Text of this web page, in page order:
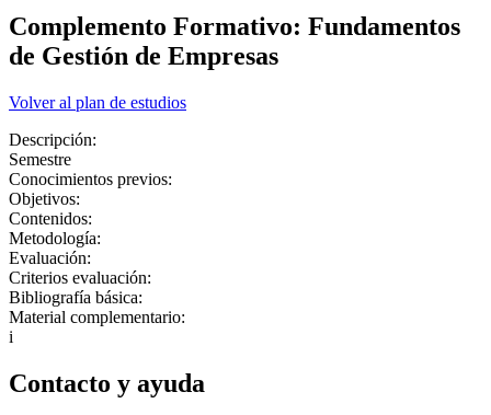
Complemento Formativo: Fundamentos
de Gestión de Empresas
Volver al plan de estudios
Descripción:
Semestre
Conocimientos previos:
Objetivos:
Contenidos:
Metodología:
Evaluación:
Criterios evaluación:
Bibliografía básica:
Material complementario:
i
Contacto y ayuda